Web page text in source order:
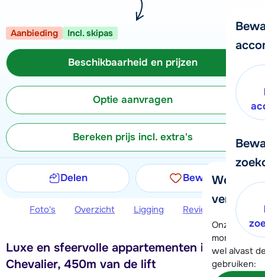
We
verder!
Onze
moment
wel alvast
gebruiken:
Aanbieding Incl. skipas
Beschikbaarheid en prijzen
Optie aanvragen
Bereken prijs incl. extra's
Delen Bewaren
Foto's Overzicht Ligging Reviews
Luxe en sfeervolle appartementen in Serre
Chevalier, 450m van de lift